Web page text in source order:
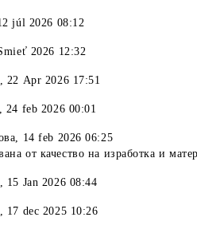
júl 2026 08:12
2026 12:32
, 22 Apr 2026 17:51
, 24 feb 2026 00:01
, 14 feb 2026 06:25
от качество на изработка и
, 15 Jan 2026 08:44
, 17 dec 2025 10:26